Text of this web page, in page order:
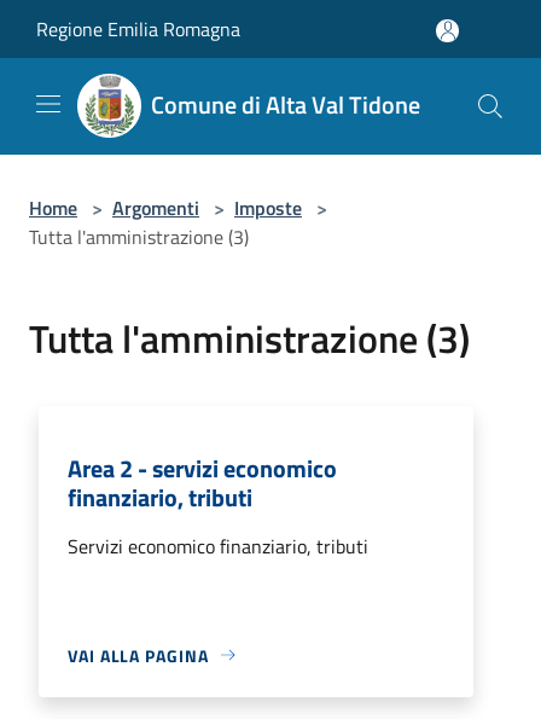
Regione Emilia Romagna
Comune di Alta Val Tidone
Home > Argomenti > Imposte >
Tutta l'amministrazione (3)
Tutta l'amministrazione (3)
Area 2 - servizi economico
finanziario, tributi
Servizi economico finanziario, tributi
VAI ALLA PAGINA